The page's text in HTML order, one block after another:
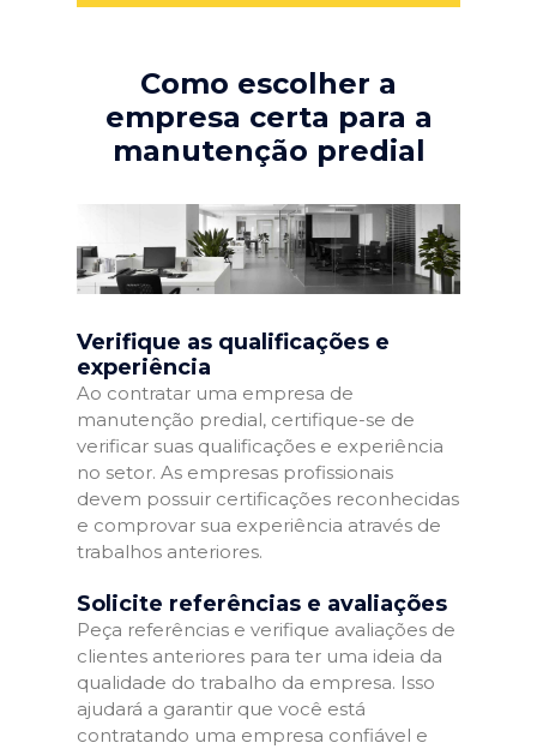
Como escolher a
empresa certa para a
manutenção predial
Verifique as qualificações e
experiência
Ao contratar uma empresa de
manutenção predial, certifique-se de
verificar suas qualificações e experiência
no setor. As empresas profissionais
devem possuir certificações reconhecidas
e comprovar sua experiência através de
trabalhos anteriores.
Solicite referências e avaliações
Peça referências e verifique avaliações de
clientes anteriores para ter uma ideia da
qualidade do trabalho da empresa. Isso
ajudará a garantir que você está
contratando uma empresa confiável e